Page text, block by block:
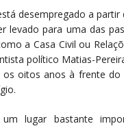
desempregado a
levado para uma das
a Casa Civil ou
político Matias-
os oitos anos à frente do
lugar bastante